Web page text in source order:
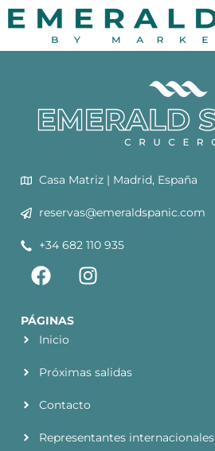
Casa Matriz | Madrid, España
reservas@emeraldspanic.com
+34 682 110 935
PÁGINAS
Inicio
Próximas salidas
Contacto
Representantes internacionales